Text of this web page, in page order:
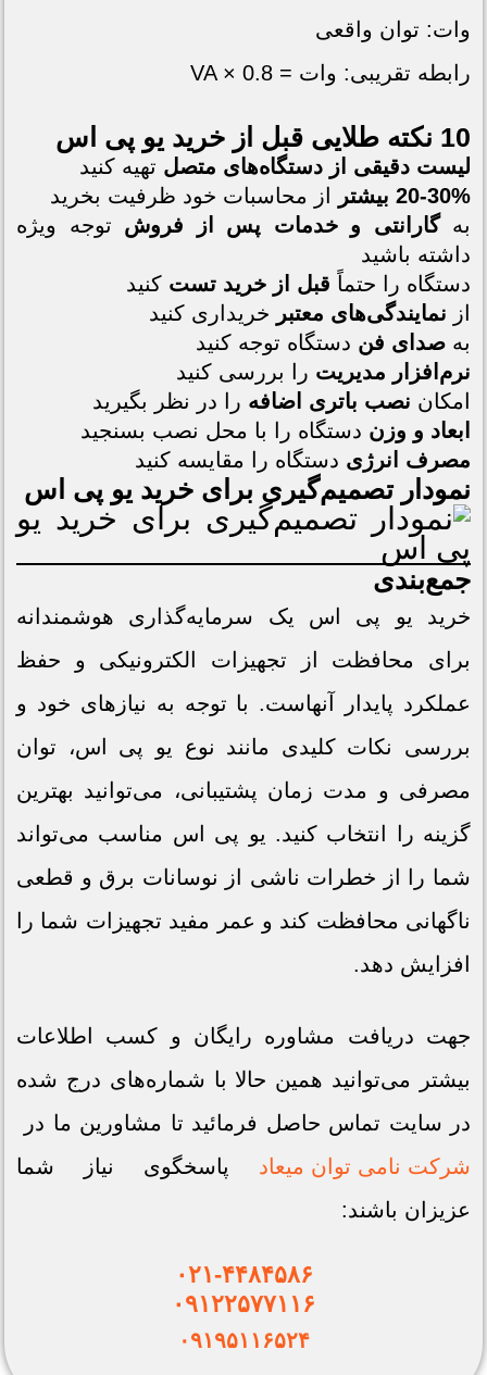
وات: توان واقعی
رابطه تقریبی: وات = VA × 0.8
10 نکته طلایی قبل از خرید یو پی اس
لیست دقیقی از دستگاه‌های متصل تهیه کنید
20-30% بیشتر
از محاسبات خود ظرفیت بخرید
بهگارانتی و خدمات پس از فروش توجه ویژه
داشته باشید
دستگاه را حتماً قبل از خرید تست کنید
از نمایندگی‌های معتبر خریداری کنید
به صدای فن دستگاه توجه کنید
نرم‌افزار مدیریت را بررسی کنید
امکان نصب باتری اضافه را در نظر بگیرید
ابعاد و وزن دستگاه را با محل نصب بسنجید
مصرف انرژی دستگاه را مقایسه کنید
نمودار تصمیم‌گیری برای خرید یو پی اس
جمع‌بندی
خرید یو پی اس یک سرمایه‌گذاری هوشمندانه
برای محافظت از تجهیزات الکترونیکی و حفظ
عملکرد پایدار آنهاست. با توجه به نیازهای خود و
بررسی نکات کلیدی مانند نوع یو پی اس، توان
مصرفی و مدت زمان پشتیبانی، می‌توانید بهترین
گزینه را انتخاب کنید. یو پی اس مناسب می‌تواند
شما را از خطرات ناشی از نوسانات برق و قطعی
ناگهانی محافظت کند و عمر مفید تجهیزات شما را
افزایش دهد.
جهت دریافت مشاوره رایگان و کسب اطلاعات
بیشتر می‌توانید همین حالا با شماره‌های درج شده
در سایت تماس حاصل فرمائید تا مشاورین ما در
شرکت نامی توان میعاد پاسخگوی نیاز شما
عزیزان باشند:
۰۲۱-۴۴۸۴۵۸۶
۰۹۱۲۲۵۷۷۱۱۶
۰۹۱۹۵۱۱۶۵۲۴